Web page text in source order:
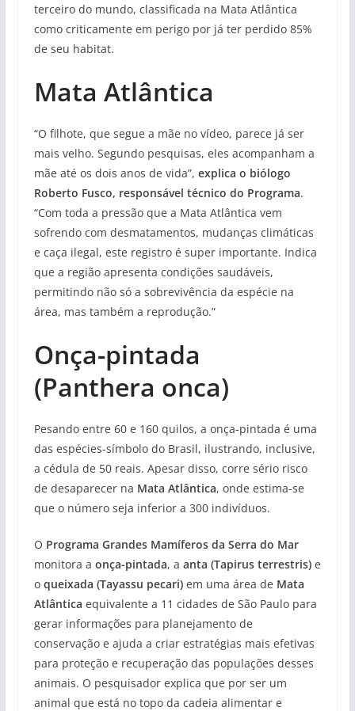
terceiro do mundo, classificada na Mata Atlântica
como criticamente em perigo por já ter perdido 85%
de seu habitat.
Mata Atlântica
“O filhote, que segue a mãe no vídeo, parece já ser
mais velho. Segundo pesquisas, eles acompanham a
mãe até os dois anos de vida”, explica o biólogo
Roberto Fusco, responsável técnico do Programa.
“Com toda a pressão que a Mata Atlântica vem
sofrendo com desmatamentos, mudanças climáticas
e caça ilegal, este registro é super importante. Indica
que a região apresenta condições saudáveis,
permitindo não só a sobrevivência da espécie na
área, mas também a reprodução.”
Onça-pintada
(Panthera onca)
Pesando entre 60 e 160 quilos, a onça-pintada é uma
das espécies-símbolo do Brasil, ilustrando, inclusive,
a cédula de 50 reais. Apesar disso, corre sério risco
de desaparecer na Mata Atlântica, onde estima-se
que o número seja inferior a 300 indivíduos.
O Programa Grandes Mamíferos da Serra do Mar
monitora a onça-pintada, a anta (Tapirus terrestris) e
o queixada (Tayassu pecari)em uma área de Mata
Atlântica equivalente a 11 cidades de São Paulo para
gerar informações para planejamento de
conservação e ajuda a criar estratégias mais efetivas
para proteção e recuperação das populações desses
animais. O pesquisador explica que por ser um
animal que está no topo da cadeia alimentar e